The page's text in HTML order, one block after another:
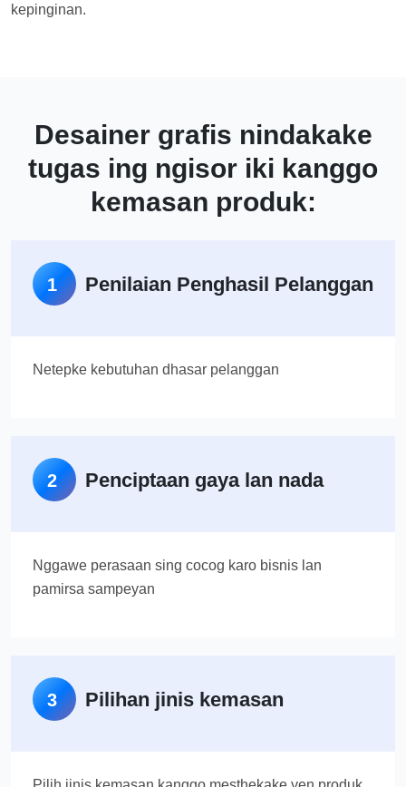
kepinginan.
Desainer grafis nindakake
tugas ing ngisor iki kanggo
kemasan produk:
1 Penilaian Penghasil Pelanggan
Netepke kebutuhan dhasar pelanggan
2 Penciptaan gaya lan nada
Nggawe perasaan sing cocog karo bisnis lan
pamirsa sampeyan
3 Pilihan jinis kemasan